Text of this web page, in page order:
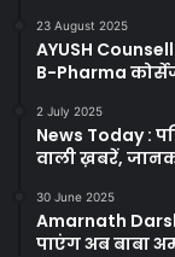
23 August 2025
AYUSH
B-Pharma
2 July 2025
News Today :
वाली ख़बरें,
30 June 2025
Amarnath
पाएंग अब बाबा